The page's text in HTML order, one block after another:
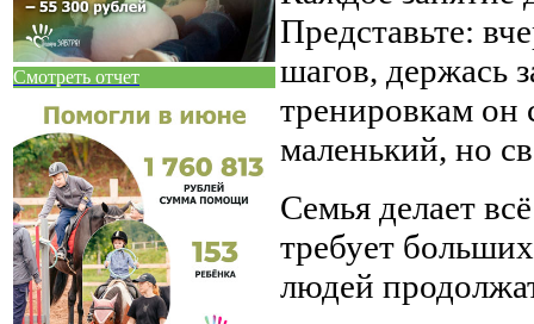
Смотреть отчет
Представьте:
шагов, держась
тренировкам он
маленький, но
Семья делает
требует
людей